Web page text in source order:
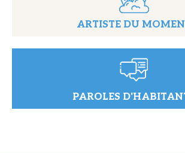
ARTISTE DU
PAROLES